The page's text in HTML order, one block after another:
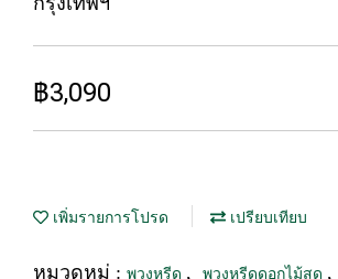
฿3,090
เพิ่มรายการโปรด เปรียบเทียบ
หมวดหมู่ : พวงหรีด , พวงหรีดดอกไม้สด ,